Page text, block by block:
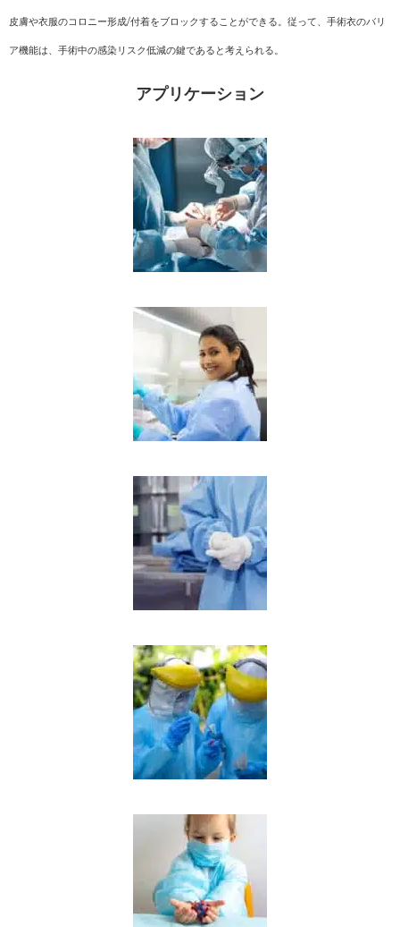
皮膚や衣服のコロニー形成/付着をブロックすることができる。従って、手術衣のバリ
ア機能は、手術中の感染リスク低減の鍵であると考えられる。
アプリケーション